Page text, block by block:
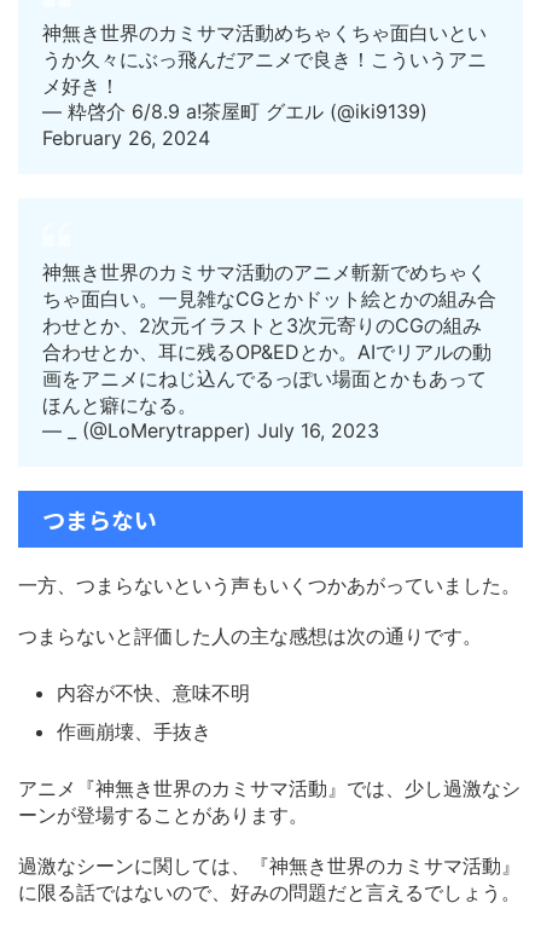
神無き世界のカミサマ活動めちゃくちゃ面白いとい
うか久々にぶっ飛んだアニメで良き！こういうアニ
メ好き！
— 粋啓介 6/8.9 a!茶屋町 グエル (@iki9139)
February 26, 2024
神無き世界のカミサマ活動のアニメ斬新でめちゃく
ちゃ面白い。一見雑なCGとかドット絵とかの組み合
わせとか、2次元イラストと3次元寄りのCGの組み
合わせとか、耳に残るOP&EDとか。AIでリアルの動
画をアニメにねじ込んでるっぽい場面とかもあって
ほんと癖になる。
— _ (@LoMerytrapper) July 16, 2023
つまらない
一方、つまらないという声もいくつかあがっていました。
つまらないと評価した人の主な感想は次の通りです。
内容が不快、意味不明
作画崩壊、手抜き
アニメ『神無き世界のカミサマ活動』では、少し過激なシ
ーンが登場することがあります。
過激なシーンに関しては、『神無き世界のカミサマ活動』
に限る話ではないので、好みの問題だと言えるでしょう。